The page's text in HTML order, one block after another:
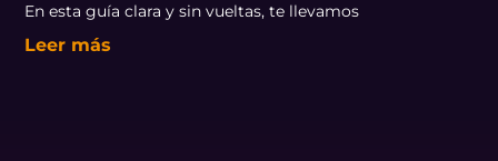
En esta guía clara y sin vueltas, te llevamos
Leer más